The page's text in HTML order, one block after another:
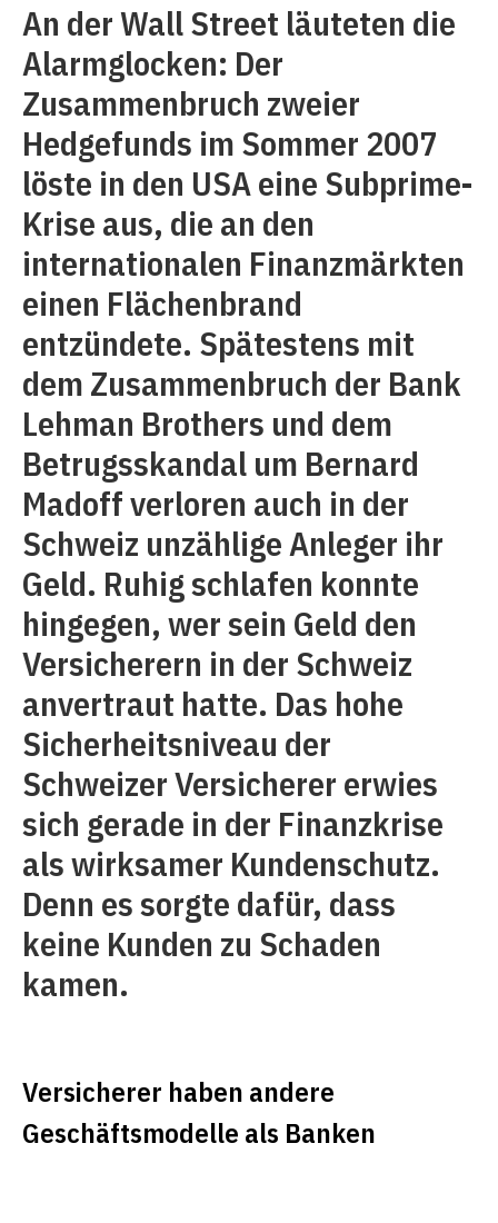
An der Wall Street läuteten die
Alarmglocken: Der
Zusammenbruch zweier
Hedgefunds im Sommer 2007
löste in den USA eine Subprime-
Krise aus, die an den
internationalen Finanzmärkten
einen Flächenbrand
entzündete. Spätestens mit
dem Zusammenbruch der Bank
Lehman Brothers und dem
Betrugsskandal um Bernard
Madoff verloren auch in der
Schweiz unzählige Anleger ihr
Geld. Ruhig schlafen konnte
hingegen, wer sein Geld den
Versicherern in der Schweiz
anvertraut hatte. Das hohe
Sicherheitsniveau der
Schweizer Versicherer erwies
sich gerade in der Finanzkrise
als wirksamer Kundenschutz.
Denn es sorgte dafür, dass
keine Kunden zu Schaden
kamen.
Versicherer haben andere
Geschäftsmodelle als Banken